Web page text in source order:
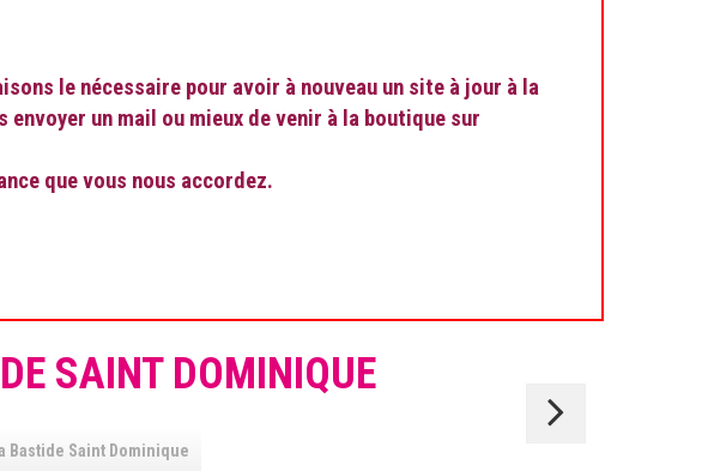
le nécessaire pour avoir à nouveau un site à jour à la
un mail ou mieux de venir à la boutique sur
que vous nous accordez.
SAINT DOMINIQUE
Bastide Saint Dominique
Vieux